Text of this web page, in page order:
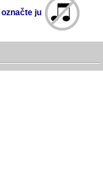
označte ju